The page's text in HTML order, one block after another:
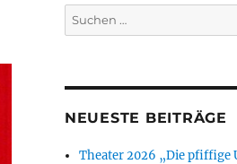
Suchen
nach:
NEUESTE BEITRÄGE
Theater 2026 „Die pfiffige